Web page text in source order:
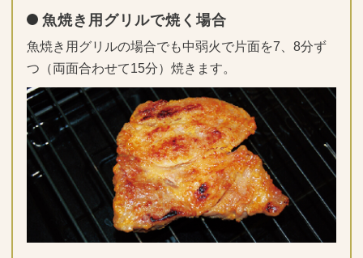
魚焼き用グリルで焼く場合
魚焼き用グリルの場合でも中弱火で片面を7、8分ず
つ（両面合わせて15分）焼きます。